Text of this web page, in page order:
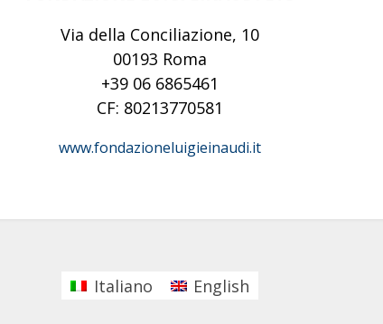
Via della Conciliazione, 10
00193 Roma
+39 06 6865461
CF: 80213770581
www.fondazioneluigieinaudi.it
Italiano English